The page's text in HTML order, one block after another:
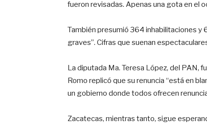
fueron revisadas. Apenas una gota en el
También presumió 364 inhabilitaciones y
graves”. Cifras que suenan
La diputada Ma. Teresa López, del PAN,
Romo replicó que su renuncia “está en
un gobierno donde todos ofrecen
Zacatecas, mientras tanto, sigue